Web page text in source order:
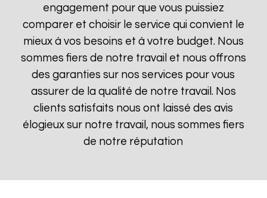
engagement pour que vous puissiez
comparer et choisir le service qui convient le
mieux à vos besoins et à votre budget. Nous
sommes fiers de notre travail et nous offrons
des garanties sur nos services pour vous
assurer de la qualité de notre travail. Nos
clients satisfaits nous ont laissé des avis
élogieux sur notre travail, nous sommes fiers
de notre réputation